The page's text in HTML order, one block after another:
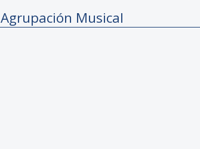
Agrupación Musical